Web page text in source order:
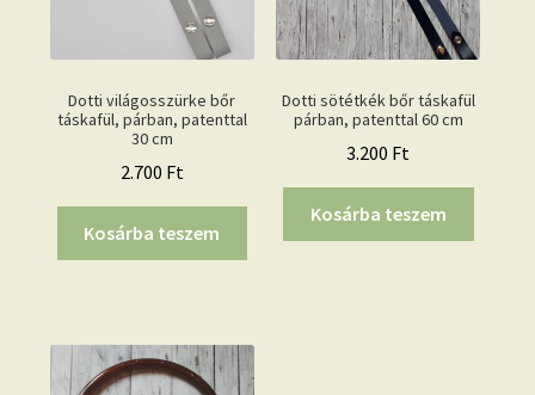
Dotti világosszürke bőr
táskafül, párban, patenttal
30 cm
2.700 Ft
Kosárba teszem
Dotti sötétkék bőr táskafül
párban, patenttal 60 cm
3.200 Ft
Kosárba teszem